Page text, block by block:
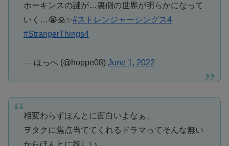
ホーキンスの謎が…裏側の世界が明らかになって
いく…😭🙏✨#ストレンジャーシングス4
#StrangerThings4
— ほっぺ (@hoppe08) June 1, 2022
相変わらずほんとに面白いよなぁ、
ヲタクに焦点当ててくれるドラマってそんな無い
からほんとに嬉しい